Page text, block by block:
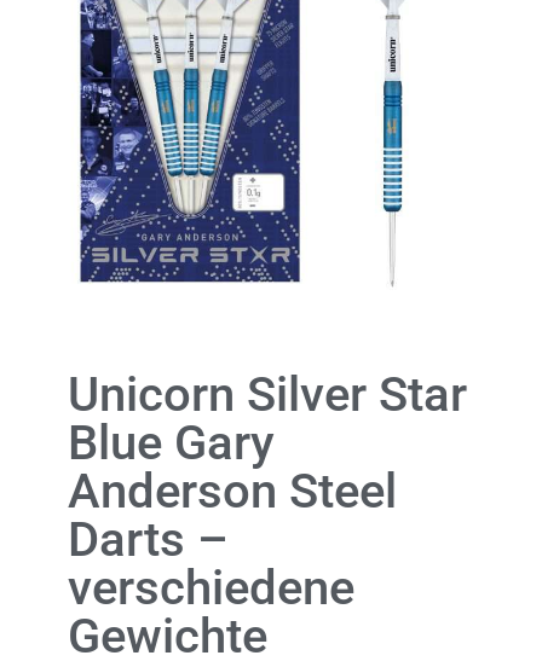
Unicorn Silver Star
Blue Gary
Anderson Steel
Darts –
verschiedene
Gewichte